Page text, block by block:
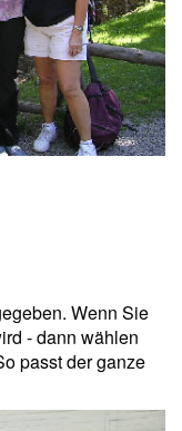
Wenn Sie
- dann wählen
passt der ganze